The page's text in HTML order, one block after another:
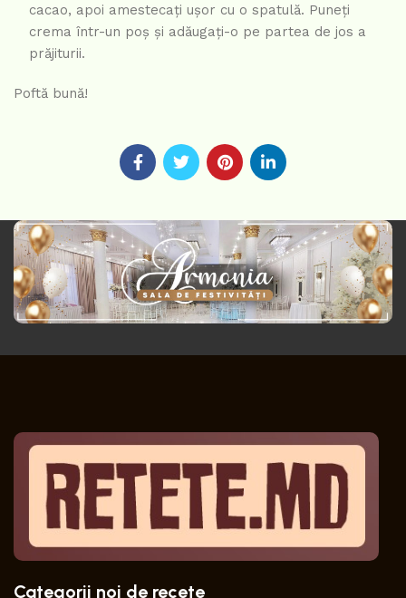
cacao, apoi amestecați ușor cu o spatulă. Puneți
crema într-un poș și adăugați-o pe partea de jos a
prăjiturii.
Poftă bună!
Categorii noi de recete